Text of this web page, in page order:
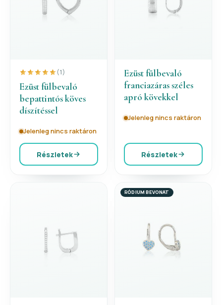
(1)
Ezüst fülbevaló
bepattintós köves
díszítéssel
Jelenleg nincs raktáron
Részletek
Ezüst fülbevaló
franciazáras széles
apró kövekkel
Jelenleg nincs raktáron
Részletek
RÓDIUM BEVONAT